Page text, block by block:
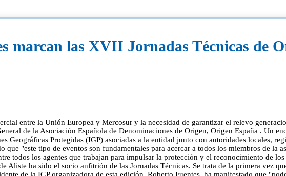
marcan las XVII Jornadas Técnicas de
entre la Unión Europea y Mercosur y la necesidad de garantizar el relevo
de la Asociación Española de Denominaciones de Origen, Origen España . Un
Geográficas Protegidas (IGP) asociadas a la entidad junto con autoridades locales,
que "este tipo de eventos son fundamentales para acercar a todos los miembros de la
todos los agentes que trabajan para impulsar la protección y el reconocimiento de
Aliste ha sido el socio anfitrión de las Jornadas Técnicas. Se trata de la primera vez
de la IGP organizadora de esta edición, Roberto Fuentes, ha manifestado que